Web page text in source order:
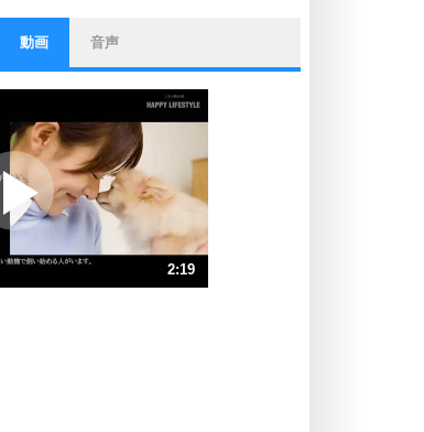
ストレス対策
他人と比べない。
いっそのこと、他人を見ない。
プラス思考
ポジティブになれない原因は、行動
しないから。
ポジティブ思考になる30の方法
ストレス対策
動画 音声
2:19